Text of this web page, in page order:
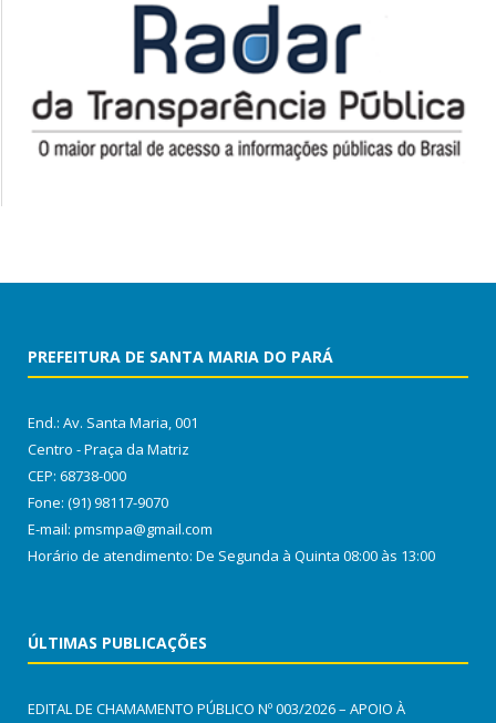
PREFEITURA DE SANTA MARIA DO PARÁ
End.: Av. Santa Maria, 001
Centro - Praça da Matriz
CEP: 68738-000
Fone: (91) 98117-9070
E-mail: pmsmpa@gmail.com
Horário de atendimento: De Segunda à Quinta 08:00 às 13:00
ÚLTIMAS PUBLICAÇÕES
EDITAL DE CHAMAMENTO PÚBLICO Nº 003/2026 – APOIO À